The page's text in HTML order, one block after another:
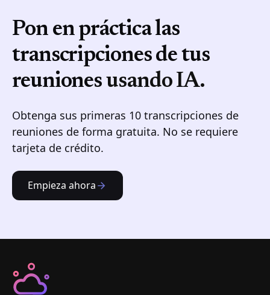
Pon en práctica las
transcripciones de tus
reunionesusando IA.
Obtenga sus primeras 10 transcripciones de
reuniones de forma gratuita. No se requiere
tarjeta de crédito.
Empieza ahora